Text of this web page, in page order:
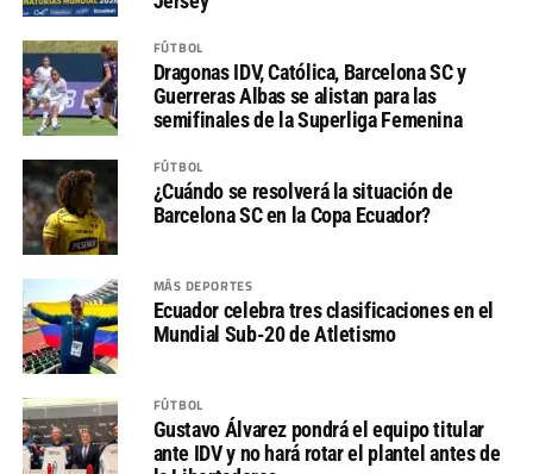
FÚTBOL
Dragonas IDV, Católica, Barcelona SC y
Guerreras Albas se alistan para las
semifinales de la Superliga Femenina
FÚTBOL
¿Cuándo se resolverá la situación de
Barcelona SC en la Copa Ecuador?
MÁS DEPORTES
Ecuador celebra tres clasificaciones en el
Mundial Sub-20 de Atletismo
FÚTBOL
Gustavo Álvarez pondrá el equipo titular
ante IDV y no hará rotar el plantel antes de